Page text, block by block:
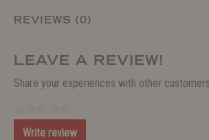
REVIEWS (0)
LEAVE A REVIEW!
Share your experiences with other
Write review